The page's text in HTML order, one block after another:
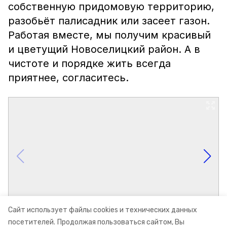
Сайт использует файлы cookies и технических данных
посетителей. Продолжая пользоваться сайтом, Вы
собственную придомовую территорию,
разобьёт палисадник или засеет газон.
Работая вместе, мы получим красивый
и цветущий Новоселицкий район. А в
чистоте и порядке жить всегда
приятнее, согласитесь.